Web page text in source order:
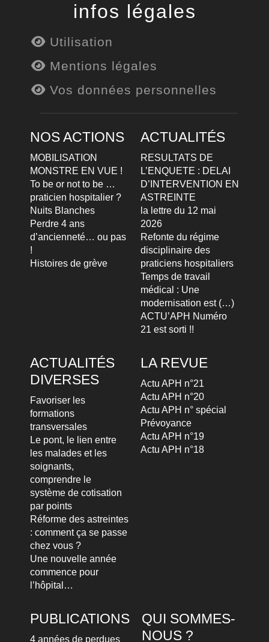
infos légales
Utilisation
Mentions légales
Vos données personnelles
NOS ACTIONS
MOBILISATION
MONSTRE EN VUE !
To be or not to be …
praticien hospitalier ?
Nuits Blanches
Perdre 4 ans
d’ancienneté… ou pas
!
Histoires de grève
ACTUALITÉS
RESULTATS DE
L’ENQUETE : DELAI
D’INTERVENTION EN
ASTREINTE
la lettre du 12 mai
2026
Refonte du régime
disciplinaire des
praticiens hospitaliers
Temps de travail
médical : Une
modernisation est (…)
ACTU’APH Numéro
21 est sorti !!
ACTUALITÉS
DIVERSES
Favoriser les
formations
transversales
Le pont, le lien entre
les malades et les
soignants,
comprendre le
système de cotisation
par points
Réforme des astreintes
: comment ça se passe
chez vous ?
Une nouvelle année
commence pour
l’hôpital…
LA REVUE
Actu APH n°21
Actu APH n°20
Actu APH n° spécial
Prévoyance
Actu APH n°19
Actu APH n°18
PUBLICATIONS
4 années de perdues
QUI SOMMES-
NOUS ?